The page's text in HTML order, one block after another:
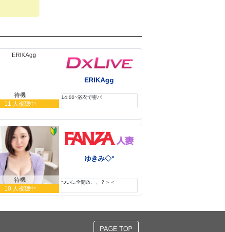
待機
11 人視聴中
ERIKAgg
14:00~浴衣で密パ
待機
10 人視聴中
ゆきみ◇°
ついに全開放、、？＞＜
PAGE TOP